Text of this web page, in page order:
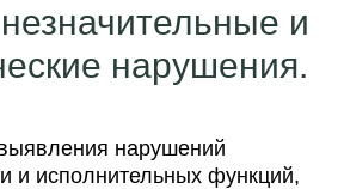
и
нарушения.
нарушений
и исполнительных функций,